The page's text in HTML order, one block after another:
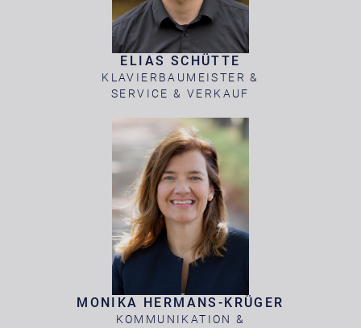
ELIAS SCHÜTTE
KLAVIERBAUMEISTER &
SERVICE & VERKAUF
MONIKA HERMANS-KRÜGER
KOMMUNIKATION &